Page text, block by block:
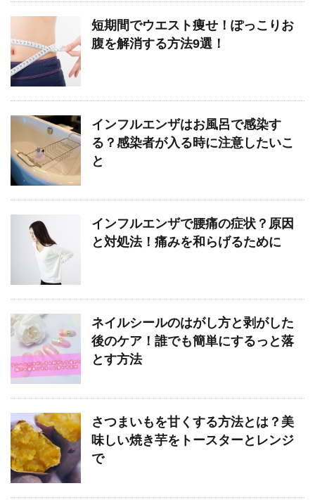
短期間でウエスト痩せ！ぽっこりお
腹を解消する方法9選！
インフルエンザはお風呂で感染す
る？感染者が入る時に注意したいこ
と
インフルエンザで腰痛の症状？原因
と対処法！痛みを和らげるために
ネイルシールのはがし方と剥がした
後のケア！誰でも簡単にするっと落
とす方法
さつまいもを甘くする方法とは？美
味しい焼き芋をトースターとレンジ
で